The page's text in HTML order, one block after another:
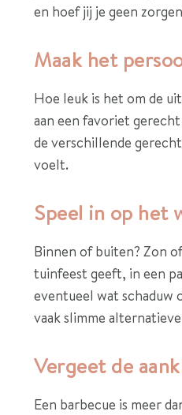
en hoef jij je geen
Maak het
Hoe leuk is het om de
aan een favoriet
de verschillende
voelt.
Speel in op het
Binnen of buiten? Zon
tuinfeest geeft, in een
eventueel wat schaduw
vaak slimme
Vergeet de
Een barbecue is meer